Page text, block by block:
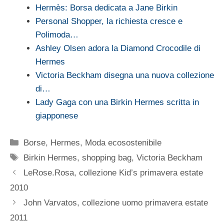
Hermès: Borsa dedicata a Jane Birkin
Personal Shopper, la richiesta cresce e
Polimoda…
Ashley Olsen adora la Diamond Crocodile di
Hermes
Victoria Beckham disegna una nuova collezione
di…
Lady Gaga con una Birkin Hermes scritta in
giapponese
Categorie
Borse, Hermes, Moda ecosostenibile
Tag
Birkin Hermes,shopping bag,Victoria Beckham
LeRose.Rosa, collezione Kid’s primavera estate
2010
John Varvatos, collezione uomo primavera estate
2011